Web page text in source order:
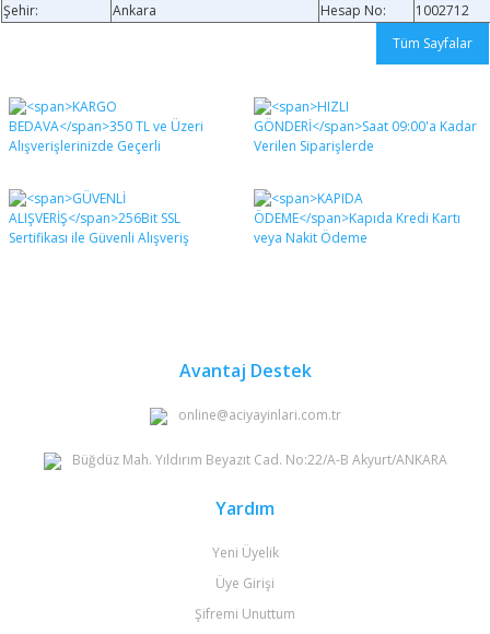
Şehir:
Ankara Hesap No:
1002712
Tüm Sayfalar
Avantaj Destek
online@aciyayinlari.com.tr
Büğdüz Mah. Yıldırım Beyazıt Cad. No:22/A-B Akyurt/ANKARA
Yardım
Yeni Üyelik
Üye Girişi
Şifremi Unuttum